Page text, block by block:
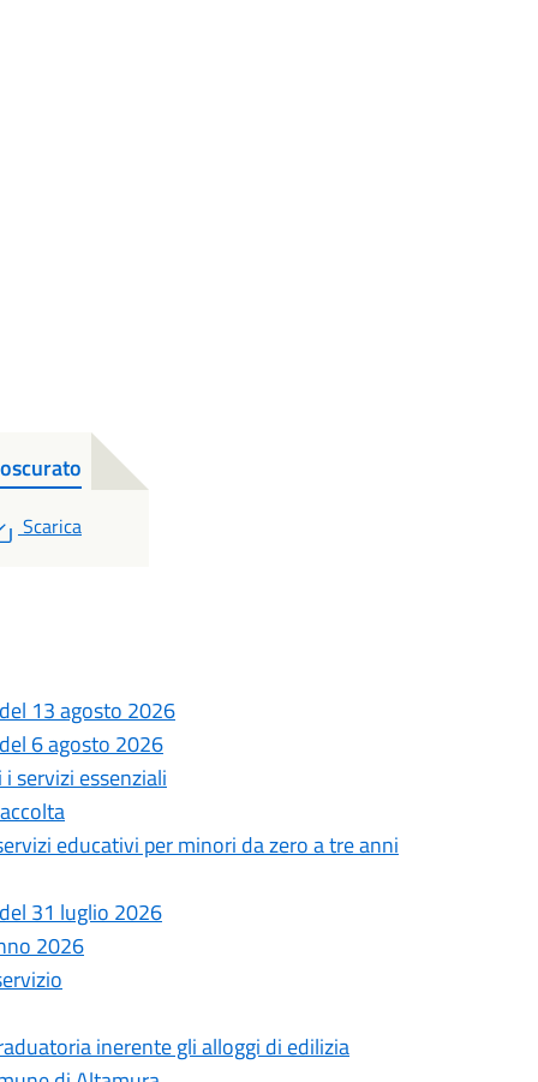
PDF
Scarica
13 agosto 2026
6 agosto 2026
servizi essenziali
educativi per minori da zero a tre anni
31 luglio 2026
2026
inerente gli alloggi di edilizia